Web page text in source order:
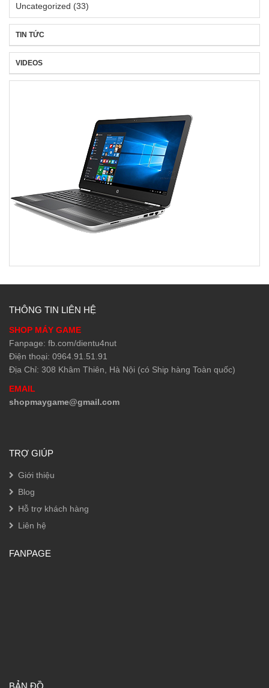
Uncategorized (33)
TIN TỨC
VIDEOS
THÔNG TIN LIÊN HỆ
SHOP MÁY GAME
Fanpage: fb.com/dientu4nut
Điện thoại: 0964.91.51.91
Địa Chỉ: 308 Khâm Thiên, Hà Nội (có Ship hàng Toàn quốc)
EMAIL
shopmaygame@gmail.com
TRỢ GIÚP
Giới thiệu
Blog
Hỗ trợ khách hàng
Liên hệ
FANPAGE
BẢN ĐỒ